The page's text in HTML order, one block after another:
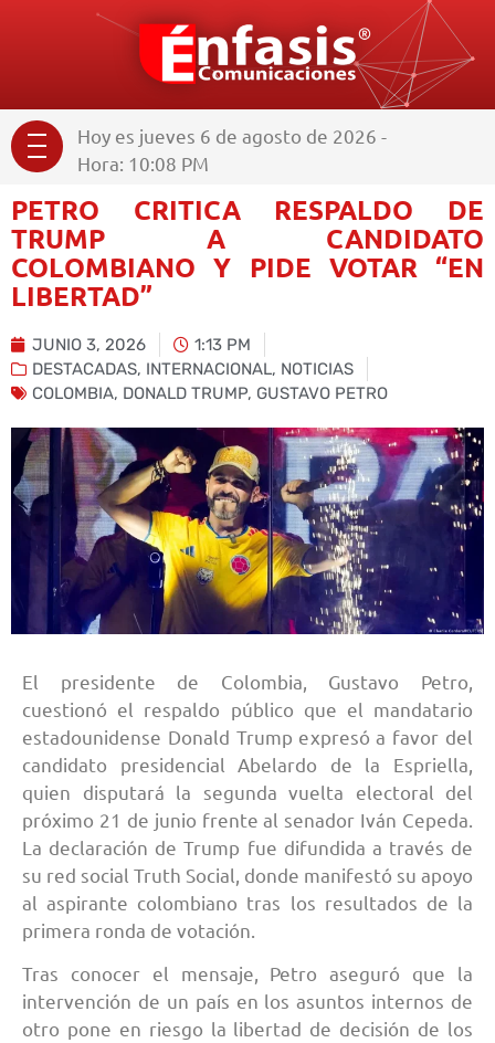
Hoy es jueves 6 de agosto de 2026 -
Hora: 10:08 PM
PETRO CRITICA RESPALDO DE
TRUMP A CANDIDATO
COLOMBIANO Y PIDE VOTAR “EN
LIBERTAD”
JUNIO 3, 2026
1:13 PM
DESTACADAS, INTERNACIONAL, NOTICIAS
COLOMBIA, DONALD TRUMP, GUSTAVO PETRO
El presidente de Colombia, Gustavo Petro,
cuestionó el respaldo público que el mandatario
estadounidense Donald Trump expresó a favor del
candidato presidencial Abelardo de la Espriella,
quien disputará la segunda vuelta electoral del
próximo 21 de junio frente al senador Iván Cepeda.
La declaración de Trump fue difundida a través de
su red social Truth Social, donde manifestó su apoyo
al aspirante colombiano tras los resultados de la
primera ronda de votación.
Tras conocer el mensaje, Petro aseguró que la
intervención de un país en los asuntos internos de
otro pone en riesgo la libertad de decisión de los